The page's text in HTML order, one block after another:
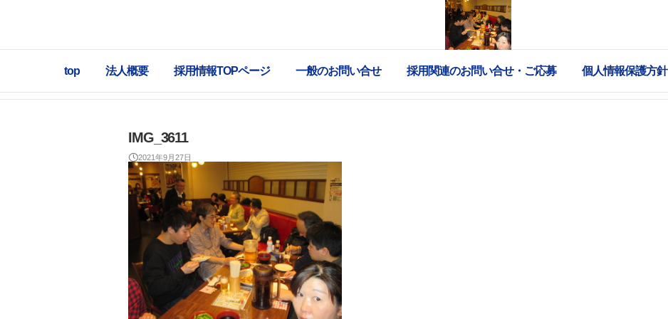
top 法人概要 採用情報TOPページ 一般のお問い合せ 採用関連のお問い合せ・ご応募 個人情報保護方針
IMG_3611
2021年9月27日